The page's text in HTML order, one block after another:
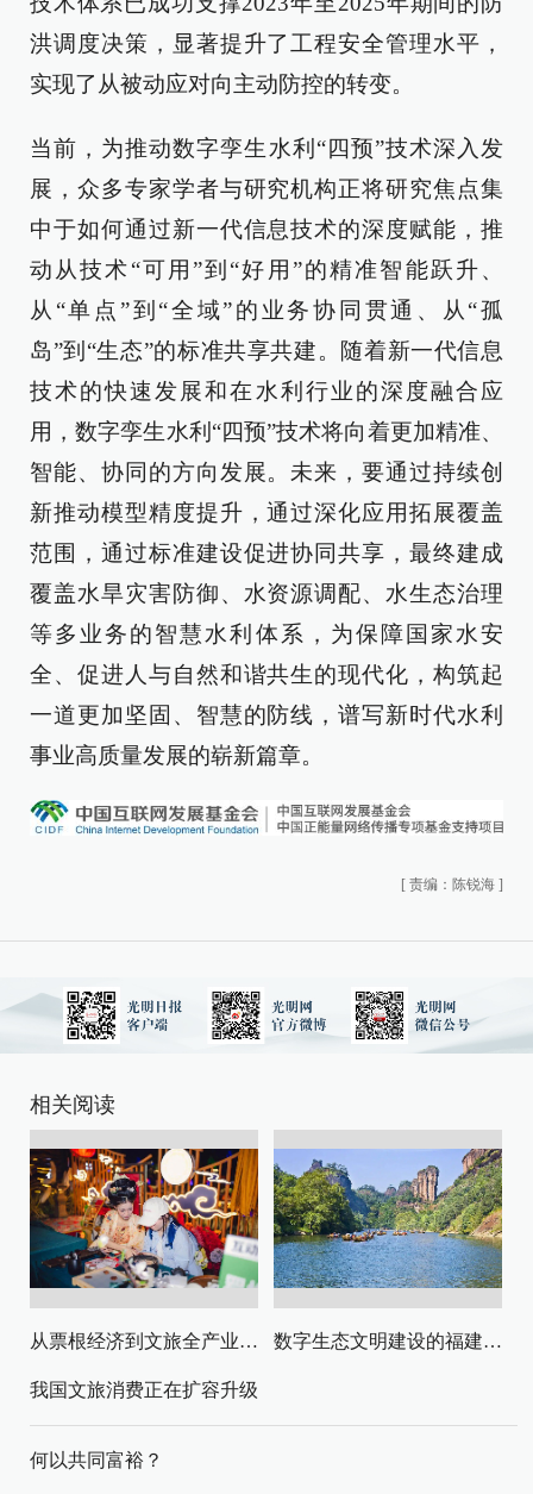
洪调度决策，显著提升了工程安全管理水平，
实现了从被动应对向主动防控的转变。
当前，为推动数字孪生水利“四预”技术深入发
展，众多专家学者与研究机构正将研究焦点集
中于如何通过新一代信息技术的深度赋能，推
动从技术“可用”到“好用”的精准智能跃升、
从“单点”到“全域”的业务协同贯通、从“孤
岛”到“生态”的标准共享共建。随着新一代信息
技术的快速发展和在水利行业的深度融合应
用，数字孪生水利“四预”技术将向着更加精准、
智能、协同的方向发展。未来，要通过持续创
新推动模型精度提升，通过深化应用拓展覆盖
范围，通过标准建设促进协同共享，最终建成
覆盖水旱灾害防御、水资源调配、水生态治理
等多业务的智慧水利体系，为保障国家水安
全、促进人与自然和谐共生的现代化，构筑起
一道更加坚固、智慧的防线，谱写新时代水利
事业高质量发展的崭新篇章。
[ 责编：陈锐海 ]
相关阅读
从票根经济到文旅全产业链升级 数字生态文明建设的福建路径与启示
我国文旅消费正在扩容升级
何以共同富裕？